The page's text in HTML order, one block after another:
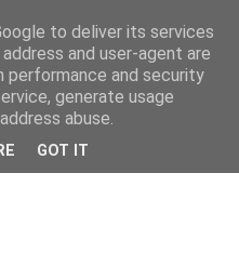
to deliver its services
and user-agent are
performance and security
generate usage
abuse.
GOT IT